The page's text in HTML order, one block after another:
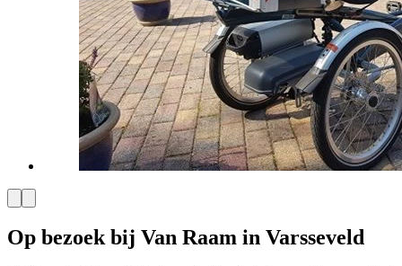
Op bezoek bij Van Raam in Varsseveld